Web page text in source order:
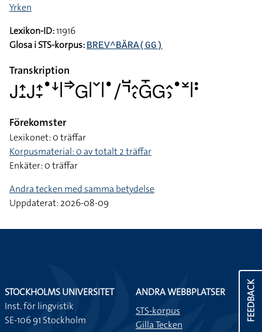
Yrken
Lexikon-ID:11916
Glosa i STS-korpus: BREV^BÄRA(GG)
Transkription
􌤢􌤴􌤸􌤢􌤴􌥙􌤟􌦄􌥼􌦆􌤦􌥼􌥧􌥼􌤟􌥠􌤡􌤹􌤵􌥗􌤦􌤻􌤦􌤵􌤶􌤟􌥸􌥼􌥻
Förekomster
Lexikonet: 0 träffar
Korpusmaterial: 0 av totalt 2 träffar
Enkäter: 0 träffar
Andra tecken med samma betydelse
Uppdaterat: 2026-08-09
FEEDBACK
STOCKHOLMS UNIVERSITET
Inst. för lingvistik
SE-106 91 Stockholm
ANDRA WEBBPLATSER
STS-korpus
Gilla Tecken